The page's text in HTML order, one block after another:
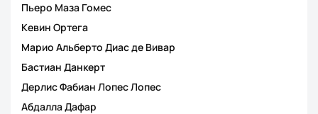
Пьеро Маза Гомес
Кевин Ортега
Марио Альберто Диас де Вивар
Бастиан Данкерт
Дерлис Фабиан Лопес Лопес
Абдалла Дафар